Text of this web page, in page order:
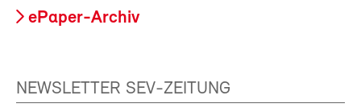
ePaper-Archiv
NEWSLETTER SEV-ZEITUNG